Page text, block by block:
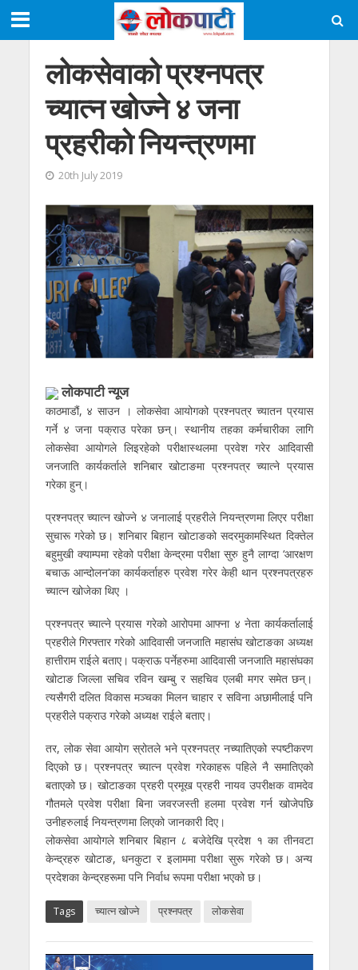
लोकसेवाको प्रश्नपत्र
च्यात्न खोज्ने ४ जना
प्रहरीको नियन्त्रणमा
20th July 2019
लाेकपाटी न्यूज
काठमाडौं, ४ साउन । लोकसेवा आयोगको प्रश्नपत्र च्यातन प्रयास
गर्ने ४ जना पक्राउ परेका छन्। स्थानीय तहका कर्मचारीका लागि
लोकसेवा आयोगले लिइरहेको परीक्षास्थलमा प्रवेश गरेर आदिवासी
जनजाति कार्यकर्ताले शनिबार खोटाङमा प्रश्नपत्र च्यात्ने प्रयास
गरेका हुन्।
प्रश्नपत्र च्यात्न खोज्ने ४ जनालाई प्रहरीले नियन्त्रणमा लिएर परीक्षा
सुचारू गरेको छ। शनिबार बिहान खोटाङको सदरमुकामस्थित दिक्तेल
बहुमुखी क्याम्पमा रहेको परीक्षा केन्द्रमा परीक्षा सुरु हुनै लाग्दा ‘आरक्षण
बचाऊ आन्दोलन’का कार्यकर्ताहरु प्रवेश गरेर केही थान प्रश्नपत्रहरु
च्यात्न खोजेका थिए ।
प्रश्नपत्र च्यात्ने प्रयास गरेको आरोपमा आफ्ना ४ नेता कार्यकर्तालाई
प्रहरीले गिरफ्तार गरेको आदिवासी जनजाति महासंघ खोटाङका अध्यक्ष
हात्तीराम राईले बताए। पक्राऊ पर्नेहरुमा आदिवासी जनजाति महासंघका
खोटाङ जिल्ला सचिव रविन खम्बु र सहचिव एलबी मगर समेत छन्।
त्यसैगरी दलित विकास मञ्चका मिलन चाहार र सविना अछामीलाई पनि
प्रहरीले पक्राउ गरेको अध्यक्ष राईले बताए।
तर, लोक सेवा आयोग स्रोतले भने प्रश्नपत्र नच्यातिएको स्पष्टीकरण
दिएको छ। प्रश्नपत्र च्यात्न प्रवेश गरेकाहरू पहिले नै समातिएको
बताएको छ। खोटाङका प्रहरी प्रमूख प्रहरी नायव उपरीक्षक वामदेव
गौतमले प्रवेश परीक्षा बिना जवरजस्ती हलमा प्रवेश गर्न खोजेपछि
उनीहरुलाई नियन्त्रणमा लिएको जानकारी दिए।
लोकसेवा आयोगले शनिबार बिहान ८ बजेदेखि प्रदेश १ का तीनवटा
केन्द्रहरु खोटाङ, धनकुटा र इलाममा परीक्षा सुरू गरेको छ। अन्य
प्रदेशका केन्द्रहरूमा पनि निर्वाध रूपमा परीक्षा भएको छ।
Tags च्यात्न खोज्ने प्रश्नपत्र लोकसेवा